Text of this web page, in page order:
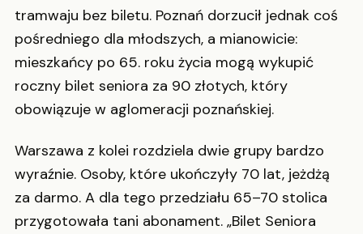
tramwaju bez biletu. Poznań dorzucił jednak coś
pośredniego dla młodszych, a mianowicie:
mieszkańcy po 65. roku życia mogą wykupić
roczny bilet seniora za 90 złotych, który
obowiązuje w aglomeracji poznańskiej.
Warszawa z kolei rozdziela dwie grupy bardzo
wyraźnie. Osoby, które ukończyły 70 lat, jeżdżą
za darmo. A dla tego przedziału 65–70 stolica
przygotowała tani abonament. „Bilet Seniora